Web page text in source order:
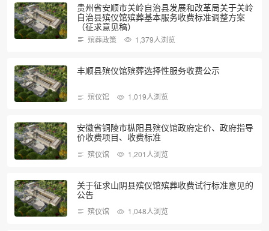
贵州省安顺市关岭自治县发展和改革局关于关岭
自治县殡仪馆殡葬基本服务收费标准调整方案
（征求意见稿）
殡葬政策 1,379人浏览
丰顺县殡仪馆殡葬选择性服务收费公示
殡仪馆 1,019人浏览
安徽省铜陵市枞阳县殡仪馆政府定价、政府指导
价收费项目、收费标准
殡仪馆 1,201人浏览
关于征求山阴县殡仪馆殡葬收费试行标准意见的
公告
殡仪馆 1,048人浏览